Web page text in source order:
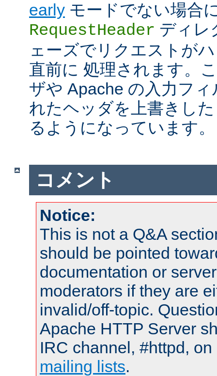
early モードでない場合
RequestHeader ディレ
ェーズでリクエストが
直前に 処理されます。
ザや Apache の入力フ
れたヘッダを上書きし
るようになっています。
コメント
Notice:
This is not a Q&A
should be pointed
documentation or
moderators if they are
invalid/off-topic.
Apache HTTP Server
IRC channel, #httpd,
mailing lists.